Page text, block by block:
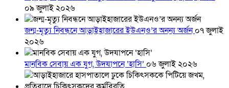
০৯ জুলাই ২০২৬
জন্ম-মৃত্যু নিবন্ধনে আড়াইহাজারের ইউএনও’র অনন্য অর্জন০৭ জুলাই
২০২৬
মানবিক সেবায় এক যুগ, উদযাপনে ‘হাসি’ ০৬ জুলাই ২০২৬